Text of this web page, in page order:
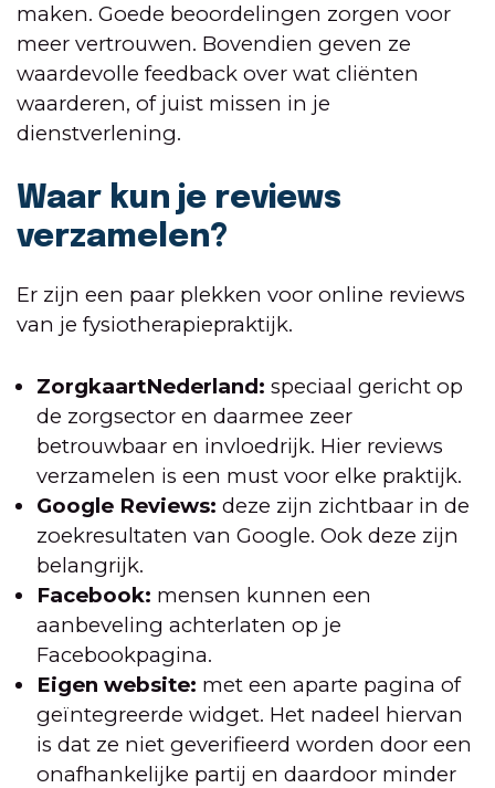
maken. Goede beoordelingen zorgen voor
meer vertrouwen. Bovendien geven ze
waardevolle feedback over wat cliënten
waarderen, of juist missen in je
dienstverlening.
Waar kun je reviews
verzamelen?
Er zijn een paar plekken voor online reviews
van je fysiotherapiepraktijk.
ZorgkaartNederland: speciaal gericht op
de zorgsector en daarmee zeer
betrouwbaar en invloedrijk. Hier reviews
verzamelen is een must voor elke praktijk.
Google Reviews: deze zijn zichtbaar in de
zoekresultaten van Google. Ook deze zijn
belangrijk.
Facebook: mensen kunnen een
aanbeveling achterlaten op je
Facebookpagina.
Eigen website: met een aparte pagina of
geïntegreerde widget. Het nadeel hiervan
is dat ze niet geverifieerd worden door een
onafhankelijke partij en daardoor minder